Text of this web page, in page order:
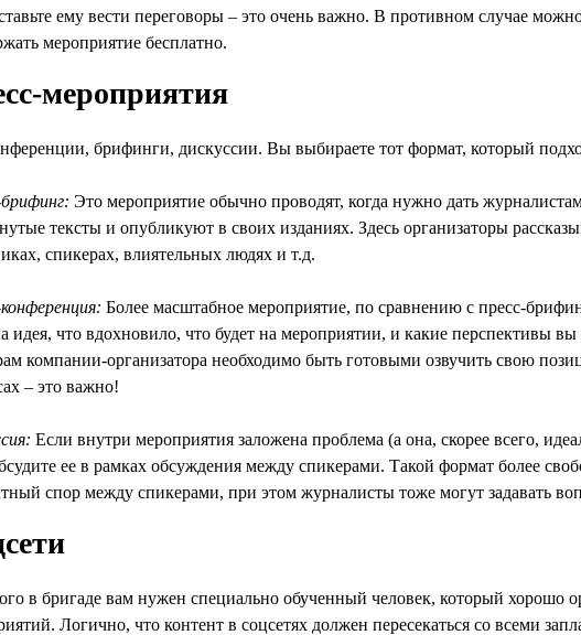
ему вести переговоры – это очень важно. В противном случае
мероприятие бесплатно.
мероприятия
брифинги, дискуссии. Вы выбираете тот формат, который
Это мероприятие обычно проводят, когда нужно дать
тексты и опубликуют в своих изданиях. Здесь организаторы
спикерах, влиятельных людях и т.д.
Более масштабное мероприятие, по сравнению с пресс-
идея, что вдохновило, что будет на мероприятии, и какие перспективы
компании-организатора необходимо быть готовыми озвучить свою
– это важно!
Если внутри мероприятия заложена проблема (а она, скорее всего,
ее в рамках обсуждения между спикерами. Такой формат более
спор между спикерами, при этом журналисты тоже могут задавать
в бригаде вам нужен специально обученный человек, который хорошо
Логично, что контент в соцсетях должен пересекаться со всеми